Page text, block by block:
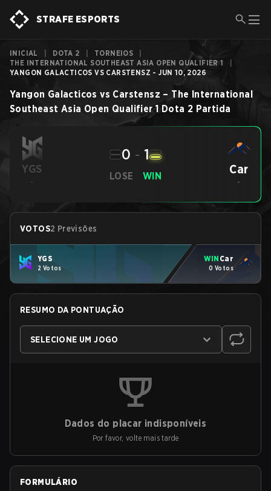
STRAFE ESPORTS
INICIAL DOTA 2 TORNEIOS
THE INTERNATIONAL SOUTHEAST ASIA OPEN QUALIFIER 1
YANGON GALACTICOS VS CARSTENSZ - JUN 10, 2026
Yangon Galacticos vs Carstensz – The International
Southeast Asia Open Qualifier 1 Dota 2 Partida
YGS
-
LOSE
0 - 1
WIN Car
-
VOTOS2 Previsões
YGS
2 Votos
WIN Car
0 Votos
RESUMO DA PONTUAÇÃO
SELECIONE UM JOGO
Dados do placar indisponíveis
Por favor, volte mais tarde
FORMULÁRIO